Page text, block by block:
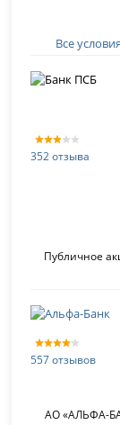
Все условия
352 отзыва
Публичное
557 отзывов
АО «АЛЬФА-